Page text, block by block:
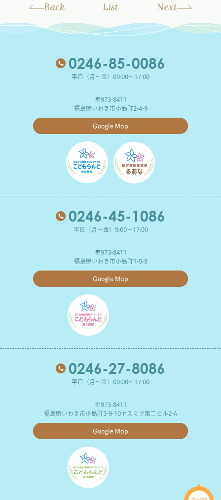
Back List Next
0246-85-0086
平日（月～金）09:00～17:00
〒973-8411
福島県いわき市小島町2-4-9
Google Map
0246-45-1086
平日（月～金）9:00～17:00
〒973-8411
福島県いわき市小島町1-5-8
Google Map
0246-27-8086
平日（月～金）09:00～17:00
〒973-8411
福島県いわき市小島町3-9-10ヤスミツ第二ビル2-A
Google Map